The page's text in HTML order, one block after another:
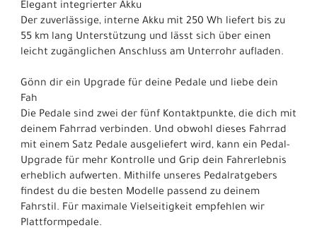
Elegant integrierter Akku
Der zuverlässige, interne Akku mit 250 Wh liefert bis zu
55 km lang Unterstützung und lässt sich über einen
leicht zugänglichen Anschluss am Unterrohr aufladen.
Gönn dir ein Upgrade für deine Pedale und liebe dein
Fah
Die Pedale sind zwei der fünf Kontaktpunkte, die dich mit
deinem Fahrrad verbinden. Und obwohl dieses Fahrrad
mit einem Satz Pedale ausgeliefert wird, kann ein Pedal-
Upgrade für mehr Kontrolle und Grip dein Fahrerlebnis
erheblich aufwerten. Mithilfe unseres Pedalratgebers
findest du die besten Modelle passend zu deinem
Fahrstil. Für maximale Vielseitigkeit empfehlen wir
Plattformpedale.